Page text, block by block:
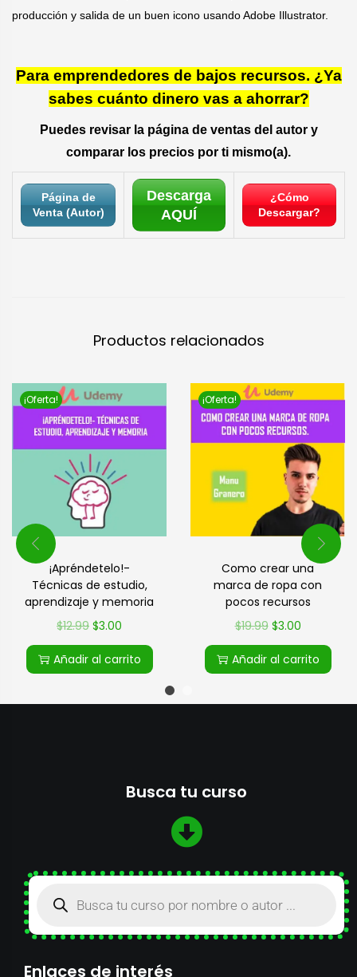
producción y salida de un buen icono usando Adobe Illustrator.
Para emprendedores de bajos recursos. ¿Ya
sabes cuánto dinero vas a ahorrar?
Puedes revisar la página de ventas del autor y
comparar los precios por ti mismo(a).
Página de
Venta (Autor)
Descarga
AQUÍ
¿Cómo
Descargar?
Productos relacionados
¡Oferta!
¡Apréndetelo!-
Técnicas de estudio,
aprendizaje y memoria
$12.99 $3.00
Añadir al carrito
¡Oferta!
Como crear una
marca de ropa con
pocos recursos
$19.99 $3.00
Añadir al carrito
Busca tu curso
Enlaces de interés